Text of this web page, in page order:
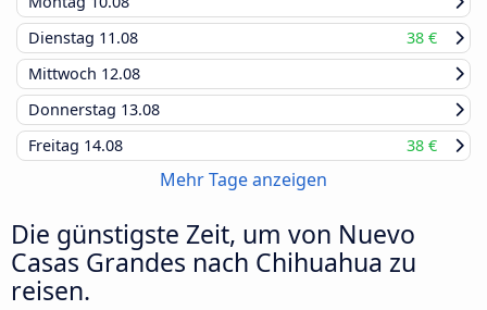
Dienstag 11.08
38 €
Mittwoch 12.08
Donnerstag 13.08
Freitag 14.08 38 €
Mehr Tage anzeigen
Die günstigste Zeit, um von Nuevo
Casas Grandes nach Chihuahua zu
reisen.